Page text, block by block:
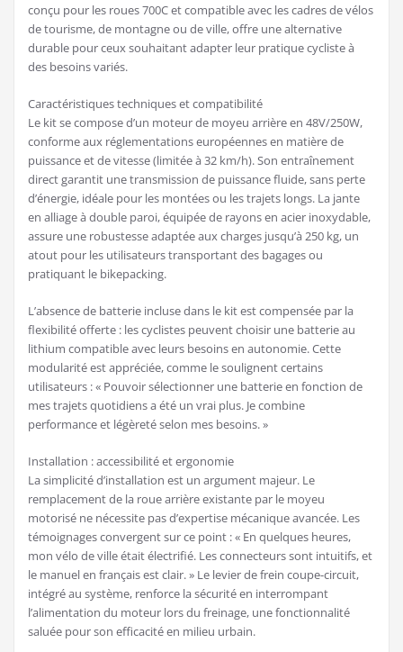
conçu pour les roues 700C et compatible avec les cadres de vélos
de tourisme, de montagne ou de ville, offre une alternative
durable pour ceux souhaitant adapter leur pratique cycliste à
des besoins variés.
Caractéristiques techniques et compatibilité
Le kit se compose d’un moteur de moyeu arrière en 48V/250W,
conforme aux réglementations européennes en matière de
puissance et de vitesse (limitée à 32 km/h). Son entraînement
direct garantit une transmission de puissance fluide, sans perte
d’énergie, idéale pour les montées ou les trajets longs. La jante
en alliage à double paroi, équipée de rayons en acier inoxydable,
assure une robustesse adaptée aux charges jusqu’à 250 kg, un
atout pour les utilisateurs transportant des bagages ou
pratiquant le bikepacking.
L’absence de batterie incluse dans le kit est compensée par la
flexibilité offerte : les cyclistes peuvent choisir une batterie au
lithium compatible avec leurs besoins en autonomie. Cette
modularité est appréciée, comme le soulignent certains
utilisateurs : « Pouvoir sélectionner une batterie en fonction de
mes trajets quotidiens a été un vrai plus. Je combine
performance et légèreté selon mes besoins. »
Installation : accessibilité et ergonomie
La simplicité d’installation est un argument majeur. Le
remplacement de la roue arrière existante par le moyeu
motorisé ne nécessite pas d’expertise mécanique avancée. Les
témoignages convergent sur ce point : « En quelques heures,
mon vélo de ville était électrifié. Les connecteurs sont intuitifs, et
le manuel en français est clair. » Le levier de frein coupe-circuit,
intégré au système, renforce la sécurité en interrompant
l’alimentation du moteur lors du freinage, une fonctionnalité
saluée pour son efficacité en milieu urbain.